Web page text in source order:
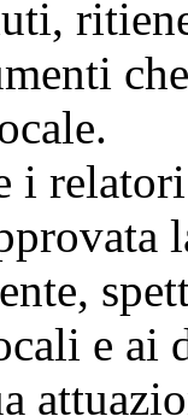
relatori
e